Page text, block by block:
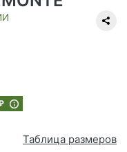
Таблица размеров